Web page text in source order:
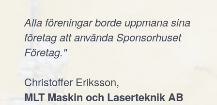
Alla föreningar borde uppmana sina
företag att använda Sponsorhuset
Företag."
Christoffer Eriksson,
MLT Maskin och Laserteknik AB